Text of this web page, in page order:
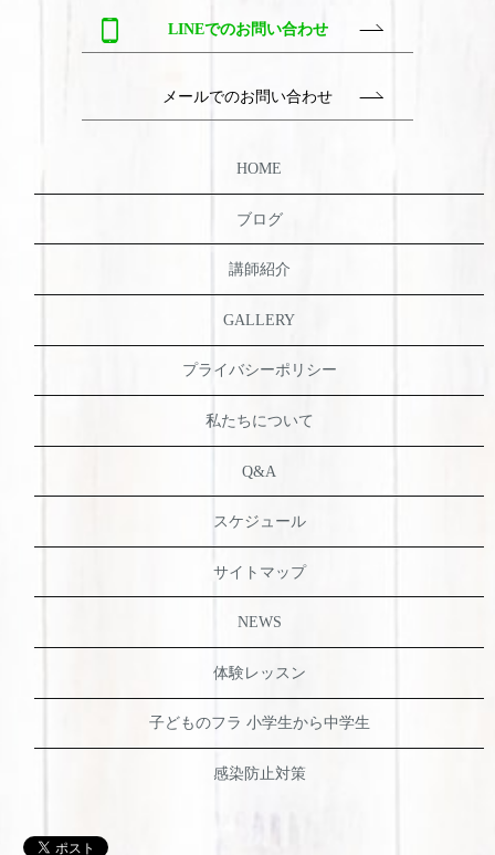
LINEでのお問い合わせ
メールでのお問い合わせ
HOME
ブログ
講師紹介
GALLERY
プライバシーポリシー
私たちについて
Q&A
スケジュール
サイトマップ
NEWS
体験レッスン
子どものフラ 小学生から中学生
感染防止対策